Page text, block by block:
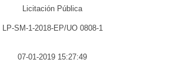
Licitación Pública
LP-SM-1-2018-EP/UO 0808-1
07-01-2019 15:27:49